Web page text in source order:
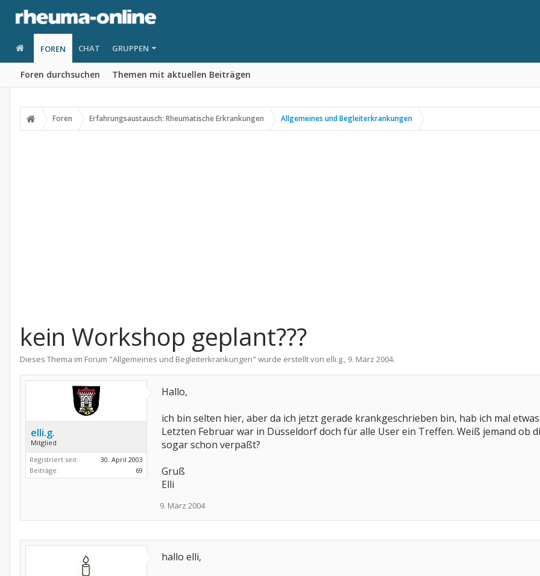
FOREN
Foren durchsuchen Themen mit aktuellen Beiträgen
CHAT GRUPPEN
Foren Erfahrungsaustausch: Rheumatische Erkrankungen Allgemeines und Begleiterkrankungen
kein Workshop geplant???
Dieses Thema im Forum "Allgemeines und Begleiterkrankungen" wurde erstellt von elli.g., 9. März 2004.
elli.g.
Mitglied
Registriert seit:
30. April 2003
Beiträge:
69
Hallo,
ich bin selten hier, aber da ich jetzt gerade krankgeschrieben bin, hab ich mal
Letzten Februar war in Düsseldorf doch für alle User ein Treffen. Weiß jemand ob
sogar schon verpaßt?
Gruß
Elli
9. März 2004
hallo elli,